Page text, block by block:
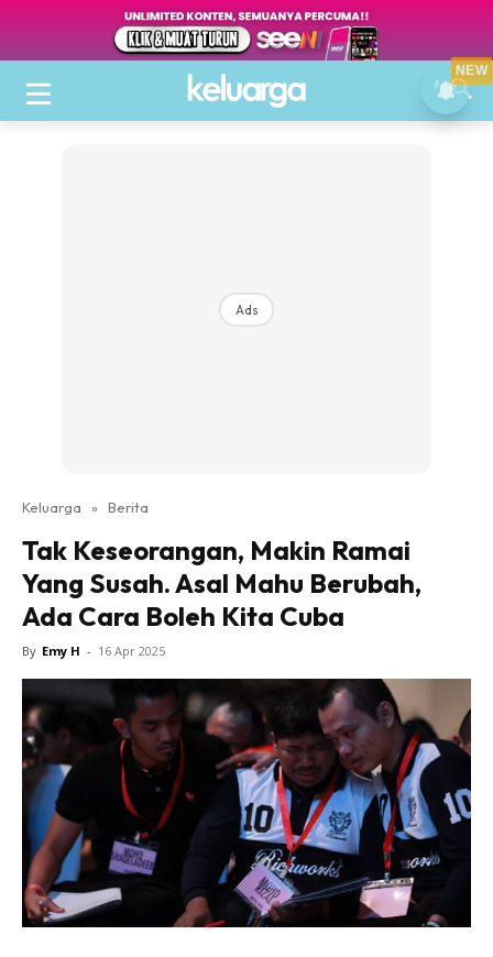
Ads
Keluarga » Berita
Tak Keseorangan, Makin Ramai
Yang Susah. Asal Mahu Berubah,
Ada Cara Boleh Kita Cuba
By Emy H - 16 Apr 2025
NEW